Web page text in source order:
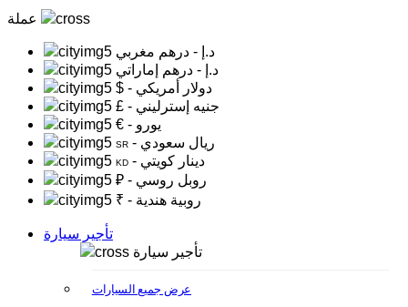
د.إ - درهم مغربي
د.إ - درهم إماراتي
$
- دولار أمريكي
£
- جنيه إسترليني
€
- يورو
SR - ريال سعودي
KD
- دينار كويتي
₽
- روبل روسي
₹
- روبية هندية
تأجير سيارة
تأجير سيارة
عرض جميع السيارات